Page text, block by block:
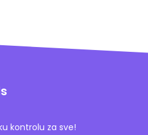
kontrolu za sve!